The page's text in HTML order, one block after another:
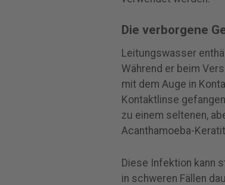
Die verborgene
Leitungswasser
Während er beim
mit dem Auge in
Kontaktlinse
zu einem seltenen,
Acanthamoeba-
Diese Infektion kann
in schweren Fällen